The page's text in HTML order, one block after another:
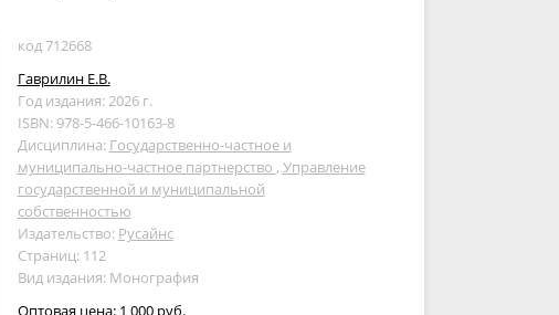
код 712668
Гаврилин Е.В.
Год издания: 2026 г.
ISBN: 978-5-466-10163-8
Дисциплина: Государственно-частное и
муниципально-частное партнерство , Управление
государственной и муниципальной
собственностью
Издательство: Русайнс
Страниц: 112
Вид издания: Монография
Оптовая цена: 1 000 руб.